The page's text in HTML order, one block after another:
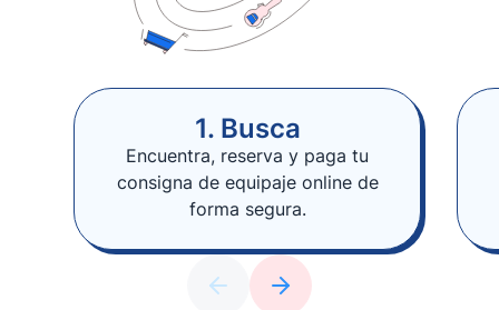
1. Busca
Encuentra, reserva y paga tu
consigna de equipaje online de
forma segura.